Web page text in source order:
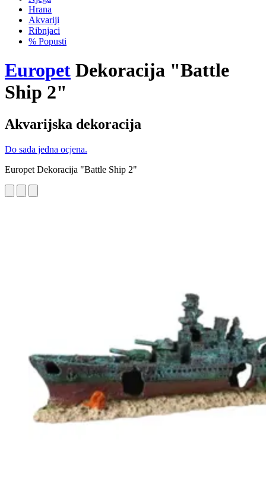
Hrana
Akvariji
Ribnjaci
% Popusti
Europet Dekoracija "Battle
Ship 2"
Akvarijska dekoracija
Do sada jedna ocjena.
Europet Dekoracija "Battle Ship 2"